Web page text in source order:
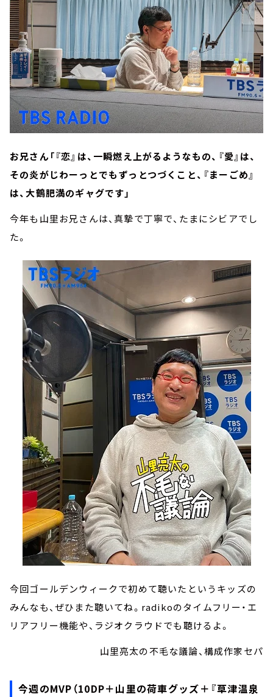
お兄さん「『恋』は、一瞬燃え上がるようなもの、『愛』は、
その炎がじわーっとでもずっとつづくこと、『まーごめ』
は、大鶴肥満のギャグです」
今年も山里お兄さんは、真摯で丁寧で、たまにシビアでし
た。
今回ゴールデンウィークで初めて聴いたというキッズの
みんなも、ぜひまた聴いてね。radikoのタイムフリー・エ
リアフリー機能や、ラジオクラウドでも聴けるよ。
山里亮太の不毛な議論、構成作家セパ
今週のMVP（10DP＋山里の荷車グッズ＋『草津温泉